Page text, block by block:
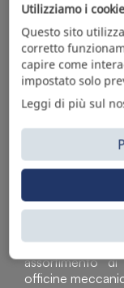
Sì Parts S.r.l. è
accessori per
il mondo per
catalogo,
assortimento
officine
Utilizziamo i
Questo sito
corretto
capire come
impostato solo
Leggi di più sul